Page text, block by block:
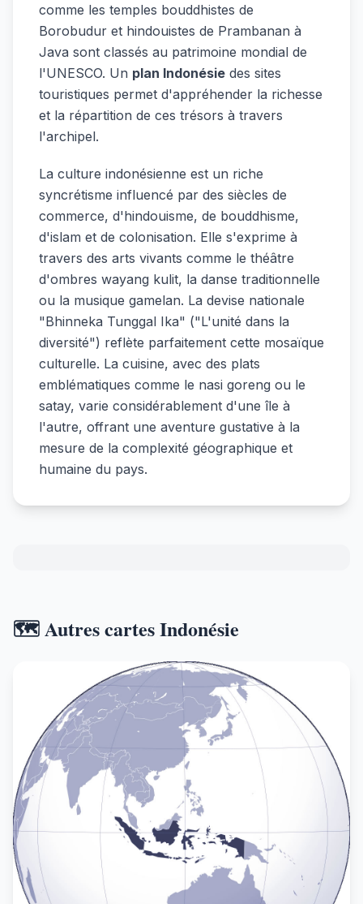
comme les temples bouddhistes de
Borobudur et hindouistes de Prambanan à
Java sont classés au patrimoine mondial de
l'UNESCO. Un plan Indonésie des sites
touristiques permet d'appréhender la richesse
et la répartition de ces trésors à travers
l'archipel.
La culture indonésienne est un riche
syncrétisme influencé par des siècles de
commerce, d'hindouisme, de bouddhisme,
d'islam et de colonisation. Elle s'exprime à
travers des arts vivants comme le théâtre
d'ombres wayang kulit, la danse traditionnelle
ou la musique gamelan. La devise nationale
"Bhinneka Tunggal Ika" ("L'unité dans la
diversité") reflète parfaitement cette mosaïque
culturelle. La cuisine, avec des plats
emblématiques comme le nasi goreng ou le
satay, varie considérablement d'une île à
l'autre, offrant une aventure gustative à la
mesure de la complexité géographique et
humaine du pays.
🗺️ Autres cartes Indonésie